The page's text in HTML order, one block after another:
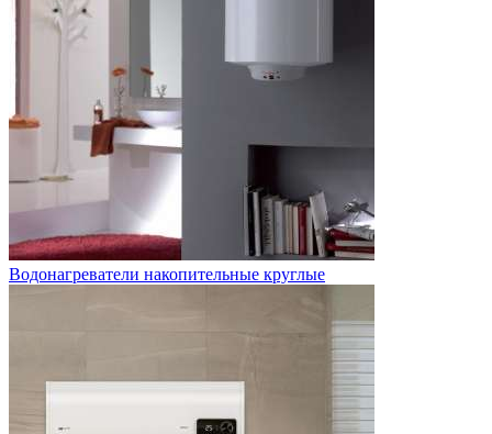
Водонагреватели накопительные круглые